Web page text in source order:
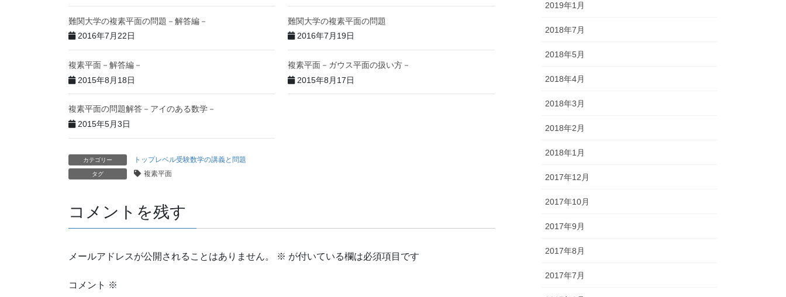
難関大学の複素平面の問題－解答編－
2016年7月22日
難関大学の複素平面の問題
2016年7月19日
複素平面－解答編－
2015年8月18日
複素平面－ガウス平面の扱い方－
2015年8月17日
複素平面の問題解答－アイのある数学－
2015年5月3日
カテゴリー トップレベル受験数学の講義と問題
タグ 複素平面
コメントを残す
メールアドレスが公開されることはありません。 ※ が付いている欄は必須項目です
コメント ※
2019年1月
2018年7月
2018年5月
2018年4月
2018年3月
2018年2月
2018年1月
2017年12月
2017年10月
2017年9月
2017年8月
2017年7月